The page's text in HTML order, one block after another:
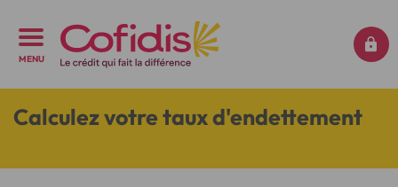
MENU
Calculez votre taux d'endettement